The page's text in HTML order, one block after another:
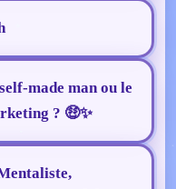
made man ou le
? 🤑✨